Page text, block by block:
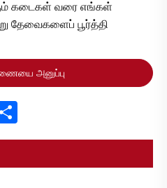
கடைகள் வரை எங்கள்
தேவைகளைப் பூர்த்தி
அனுப்பு